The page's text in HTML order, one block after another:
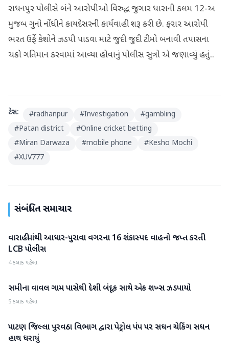
રાધનપુર પોલીસે બંને આરોપીઓ વિરુદ્ધ જુગાર ધારાની કલમ 12-અ
મુજબ ગુનો નોંધીને કાયદેસરની કાર્યવાહી શરૂ કરી છે. ફરાર આરોપી
ભરત ઉર્ફે કેશોને ઝડપી પાડવા માટે જુદી જુદી ટીમો બનાવી તપાસના
ચક્રો ગતિમાન કરવામાં આવ્યા હોવાનું પોલીસ સુત્રો એ જણાવ્યું હતું..
ટેગ્સ: #radhanpur #Investigation #gambling
#Patan district #Online cricket betting
#Miran Darwaza #mobile phone #Kesho Mochi
#XUV777
સંબંધિત સમાચાર
પાટણ
વારાહીમાંથી આધાર-પુરાવા વગરના 16 શંકાસ્પદ વાહનો જપ્ત કરતી
LCB પોલીસ
4 કલાક પહેલા
પાટણ
સમીના વાવલ ગામ પાસેથી દેશી બંદૂક સાથે એક શખ્સ ઝડપાયો
5 કલાક પહેલા
પાટણ
પાટણ જિલ્લા પુરવઠા વિભાગ દ્વારા પેટ્રોલ પંપ પર સઘન ચેકિંગ સઘન
હાથ ધરાયું